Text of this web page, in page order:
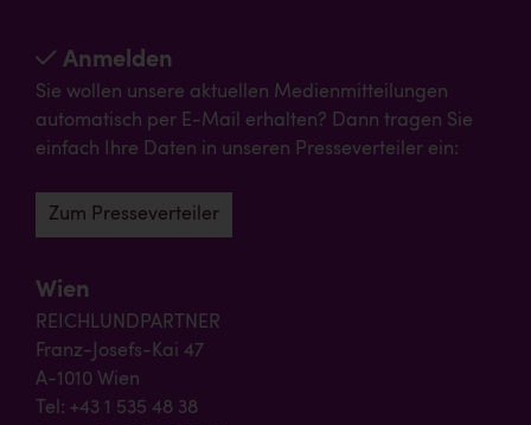
Anmelden
Sie wollen unsere aktuellen Medienmitteilungen
automatisch per E-Mail erhalten? Dann tragen Sie
einfach Ihre Daten in unseren Presseverteiler ein:
Zum Presseverteiler
Wien
REICHLUNDPARTNER
Franz-Josefs-Kai 47
A-1010 Wien
Tel: +43 1 535 48 38